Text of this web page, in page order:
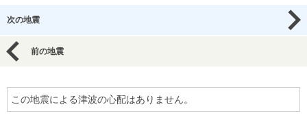
次の地震
前の地震
この地震による津波の心配はありません。